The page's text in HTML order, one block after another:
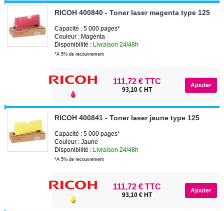
RICOH 400840 - Toner laser magenta type 125
Capacité : 5 000 pages*
Couleur : Magenta
Disponibilité : Livraison 24/48h
*A 5% de recouvrement
111,72 € TTC
93,10 € HT
RICOH 400841 - Toner laser jaune type 125
Capacité : 5 000 pages*
Couleur : Jaune
Disponibilité : Livraison 24/48h
*A 5% de recouvrement
111,72 € TTC
93,10 € HT